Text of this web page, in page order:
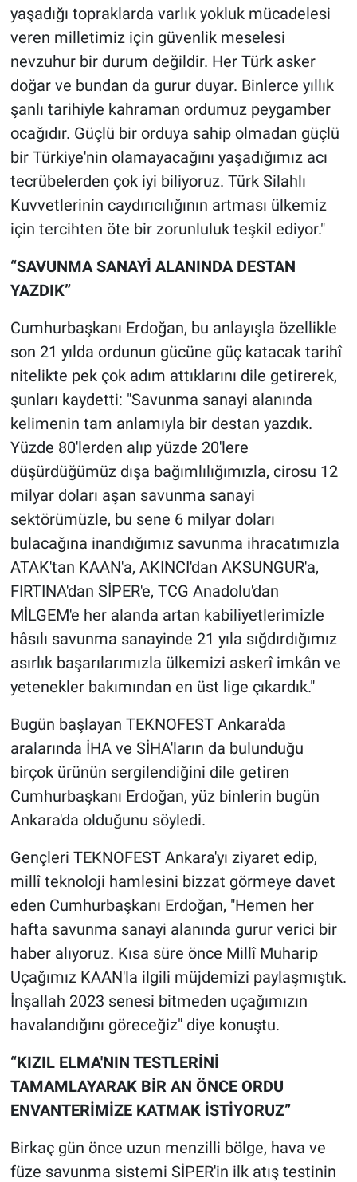
yaşadığı topraklarda varlık yokluk mücadelesi
veren milletimiz için güvenlik meselesi
nevzuhur bir durum değildir. Her Türk asker
doğar ve bundan da gurur duyar. Binlerce yıllık
şanlı tarihiyle kahraman ordumuz peygamber
ocağıdır. Güçlü bir orduya sahip olmadan güçlü
bir Türkiye'nin olamayacağını yaşadığımız acı
tecrübelerden çok iyi biliyoruz. Türk Silahlı
Kuvvetlerinin caydırıcılığının artması ülkemiz
için tercihten öte bir zorunluluk teşkil ediyor."
“SAVUNMA SANAYİ ALANINDA DESTAN
YAZDIK”
Cumhurbaşkanı Erdoğan, bu anlayışla özellikle
son 21 yılda ordunun gücüne güç katacak tarihî
nitelikte pek çok adım attıklarını dile getirerek,
şunları kaydetti: "Savunma sanayi alanında
kelimenin tam anlamıyla bir destan yazdık.
Yüzde 80'lerden alıp yüzde 20'lere
düşürdüğümüz dışa bağımlılığımızla, cirosu 12
milyar doları aşan savunma sanayi
sektörümüzle, bu sene 6 milyar doları
bulacağına inandığımız savunma ihracatımızla
ATAK'tan KAAN'a, AKINCI'dan AKSUNGUR'a,
FIRTINA'dan SİPER'e, TCG Anadolu'dan
MİLGEM'e her alanda artan kabiliyetlerimizle
hâsılı savunma sanayinde 21 yıla sığdırdığımız
asırlık başarılarımızla ülkemizi askerî imkân ve
yetenekler bakımından en üst lige çıkardık."
Bugün başlayan TEKNOFEST Ankara'da
aralarında İHA ve SİHA'ların da bulunduğu
birçok ürünün sergilendiğini dile getiren
Cumhurbaşkanı Erdoğan, yüz binlerin bugün
Ankara'da olduğunu söyledi.
Gençleri TEKNOFEST Ankara'yı ziyaret edip,
millî teknoloji hamlesini bizzat görmeye davet
eden Cumhurbaşkanı Erdoğan, "Hemen her
hafta savunma sanayi alanında gurur verici bir
haber alıyoruz. Kısa süre önce Millî Muharip
Uçağımız KAAN'la ilgili müjdemizi paylaşmıştık.
İnşallah 2023 senesi bitmeden uçağımızın
havalandığını göreceğiz" diye konuştu.
“KIZIL ELMA'NIN TESTLERİNİ
TAMAMLAYARAK BİR AN ÖNCE ORDU
ENVANTERİMİZE KATMAK İSTİYORUZ”
Birkaç gün önce uzun menzilli bölge, hava ve
füze savunma sistemi SİPER'in ilk atış testinin